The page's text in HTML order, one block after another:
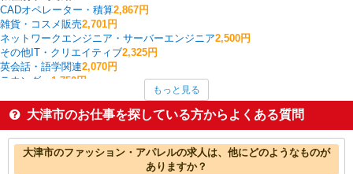
CADオペレーター・積算2,867円
雑貨・コスメ販売2,701円
ネットワークエンジニア・サーバーエンジニア2,500円
その他IT・クリエイティブ2,325円
英会話・語学関連2,070円
ラウンダー 1,750円
その他介護・福祉1,514円
製造・組立・加工1,486円
家電・携帯販売1,484円
大津市の他の職種の平均時給を見る
もっと見る
大津市のお仕事を探している方からよくある質問
大津市のファッション・アパレルの求人は、他にどのようなものが
ありますか？